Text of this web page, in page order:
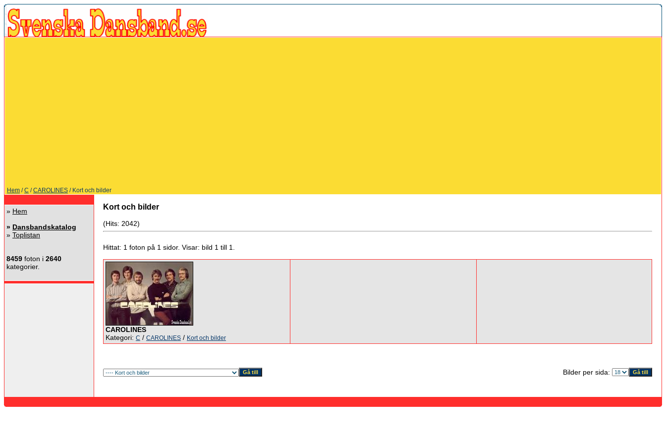
Hem /C /CAROLINES / Kort och bilder
» Hem
» Dansbandskatalog
» Toplistan
8459 foton i 2640
kategorier.
Kort och bilder
(Hits: 2042)
Hittat: 1 foton på 1 sidor. Visar: bild 1 till 1.
CAROLINES
Kategori: C / CAROLINES / Kort och bilder
Bilder per sida: